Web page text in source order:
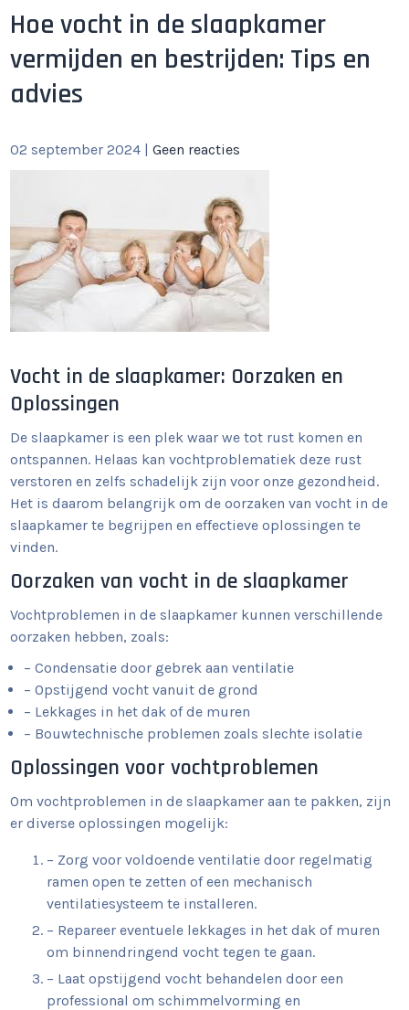
Hoe vocht in de slaapkamer
vermijden en bestrijden: Tips en
advies
02 september 2024 |Geen reacties
Vocht in de slaapkamer: Oorzaken en
Oplossingen
De slaapkamer is een plek waar we tot rust komen en
ontspannen. Helaas kan vochtproblematiek deze rust
verstoren en zelfs schadelijk zijn voor onze gezondheid.
Het is daarom belangrijk om de oorzaken van vocht in de
slaapkamer te begrijpen en effectieve oplossingen te
vinden.
Oorzaken van vocht in de slaapkamer
Vochtproblemen in de slaapkamer kunnen verschillende
oorzaken hebben, zoals:
– Condensatie door gebrek aan ventilatie
– Opstijgend vocht vanuit de grond
– Lekkages in het dak of de muren
– Bouwtechnische problemen zoals slechte isolatie
Oplossingen voor vochtproblemen
Om vochtproblemen in de slaapkamer aan te pakken, zijn
er diverse oplossingen mogelijk:
– Zorg voor voldoende ventilatie door regelmatig
ramen open te zetten of een mechanisch
ventilatiesysteem te installeren.
– Repareer eventuele lekkages in het dak of muren
om binnendringend vocht tegen te gaan.
– Laat opstijgend vocht behandelen door een
professional om schimmelvorming en